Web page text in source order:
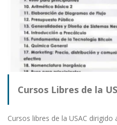
Cursos Libres de la
Cursos libres de la USAC